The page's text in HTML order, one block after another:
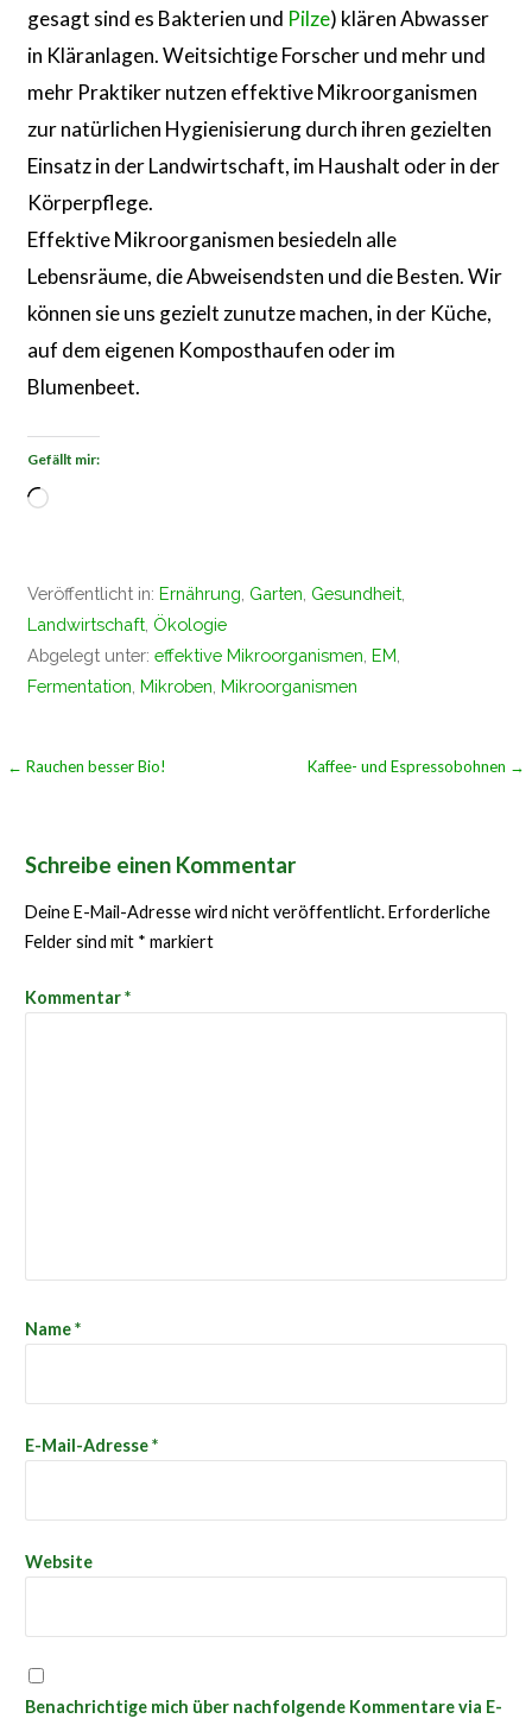
gesagt sind es Bakterien und Pilze) klären Abwasser
in Kläranlagen. Weitsichtige Forscher und mehr und
mehr Praktiker nutzen effektive Mikroorganismen
zur natürlichen Hygienisierung durch ihren gezielten
Einsatz in der Landwirtschaft, im Haushalt oder in der
Körperpflege.
Effektive Mikroorganismen besiedeln alle
Lebensräume, die Abweisendsten und die Besten. Wir
können sie uns gezielt zunutze machen, in der Küche,
auf dem eigenen Komposthaufen oder im
Blumenbeet.
Gefällt mir:
Wird
Veröffentlicht in:Ernährung Garten Gesundheit
Landwirtschaft Ökologie
Abgelegt unter:effektive Mikroorganismen ,EM
Fermentation ,Mikroben ,Mikroorganismen
Beitragsnavigation
← Rauchen besser Bio! Kaffee- und Espressobohnen →
Schreibe einen Kommentar
Deine E-Mail-Adresse wird nicht veröffentlicht.Erforderliche
Felder sind mit * markiert
Kommentar*
Name*
E-Mail-Adresse*
Website
Benachrichtige mich über nachfolgende Kommentare via E-